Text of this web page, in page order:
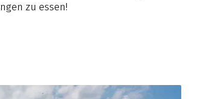
zu essen!